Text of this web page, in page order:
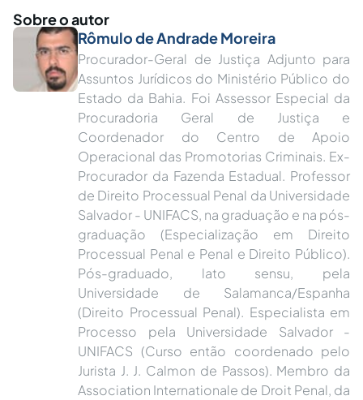
Sobre o autor
Rômulo de Andrade Moreira
Procurador-Geral de Justiça Adjunto para
Assuntos Jurídicos do Ministério Público do
Estado da Bahia. Foi Assessor Especial da
Procuradoria Geral de Justiça e
Coordenador do Centro de Apoio
Operacional das Promotorias Criminais. Ex-
Procurador da Fazenda Estadual. Professor
de Direito Processual Penal da Universidade
Salvador - UNIFACS, na graduação e na pós-
graduação (Especialização em Direito
Processual Penal e Penal e Direito Público).
Pós-graduado, lato sensu, pela
Universidade de Salamanca/Espanha
(Direito Processual Penal). Especialista em
Processo pela Universidade Salvador -
UNIFACS (Curso então coordenado pelo
Jurista J. J. Calmon de Passos). Membro da
Association Internationale de Droit Penal, da